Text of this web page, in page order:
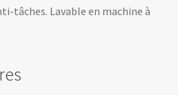
tâches. Lavable en machine à